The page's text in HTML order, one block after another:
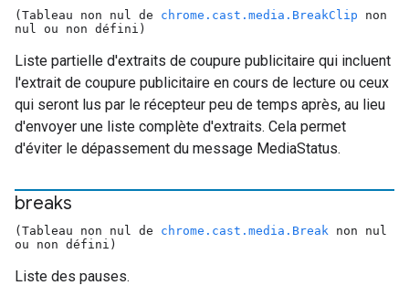
(Tableau non nul de chrome.cast.media.BreakClip non
nul ou non défini)
Liste partielle d'extraits de coupure publicitaire qui incluent
l'extrait de coupure publicitaire en cours de lecture ou ceux
qui seront lus par le récepteur peu de temps après, au lieu
d'envoyer une liste complète d'extraits. Cela permet
d'éviter le dépassement du message MediaStatus.
breaks
(Tableau non nul de chrome.cast.media.Break non nul
ou non défini)
Liste des pauses.